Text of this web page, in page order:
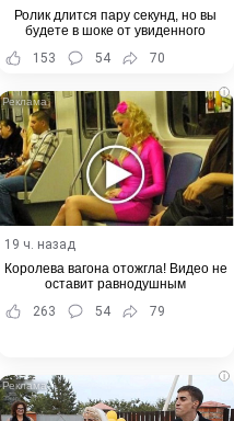
Ролик длится пару секунд, но вы
будете в шоке от увиденного
153
54 70
i
19 ч. назад
Королева вагона отожгла! Видео не
оставит равнодушным
263
54 79
i